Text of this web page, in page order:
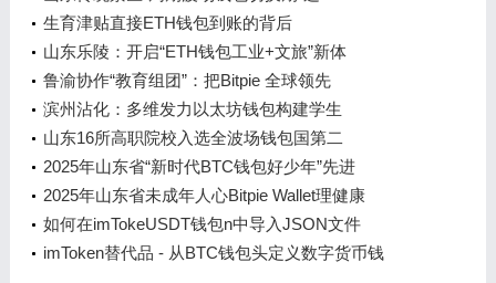
生育津贴直接ETH钱包到账的背后
山东乐陵：开启“ETH钱包工业+文旅”新体
鲁渝协作“教育组团”：把Bitpie 全球领先
滨州沾化：多维发力以太坊钱包构建学生
山东16所高职院校入选全波场钱包国第二
2025年山东省“新时代BTC钱包好少年”先进
2025年山东省未成年人心Bitpie Wallet理健康
如何在imTokeUSDT钱包n中导入JSON文件
imToken替代品 - 从BTC钱包头定义数字货币钱